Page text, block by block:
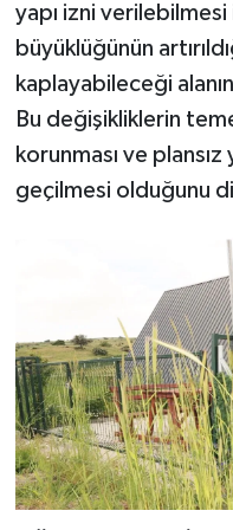
yapı izni
büyüklüğünün
kaplayabileceği alanın
Bu değişikliklerin
korunması ve plansız
geçilmesi olduğunu